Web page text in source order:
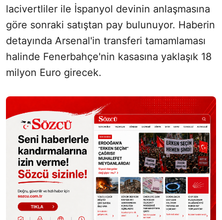
lacivertliler ile İspanyol devinin anlaşmasına
göre sonraki satıştan pay bulunuyor. Haberin
detayında Arsenal'in transferi tamamlaması
halinde Fenerbahçe'nin kasasına yaklaşık 18
milyon Euro girecek.